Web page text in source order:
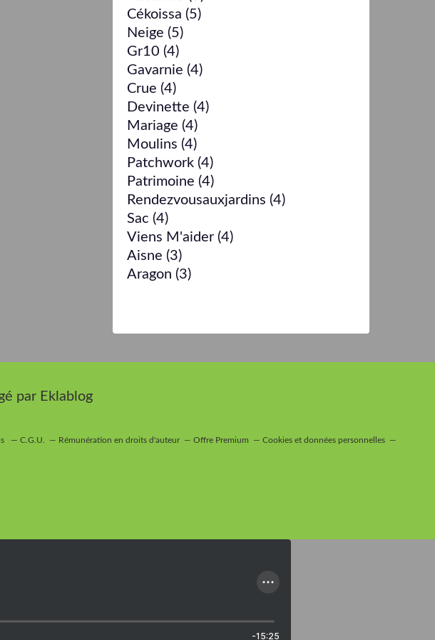
Cékoissa (5)
Neige (5)
Gr10 (4)
Gavarnie (4)
Crue (4)
Devinette (4)
Mariage (4)
Moulins (4)
Patchwork (4)
Patrimoine (4)
Rendezvousauxjardins (4)
Sac (4)
Viens M'aider (4)
Aisne (3)
Aragon (3)
par Eklablog
C.G.U. Rémunération en droits d'auteur Offre Premium Cookies et données personnelles
-15:25